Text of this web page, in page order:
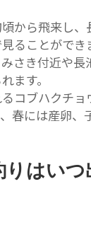
から飛来し、
ることができ
さき付近や長
ます。
コブハクチョ
春には産卵、
りはいつ